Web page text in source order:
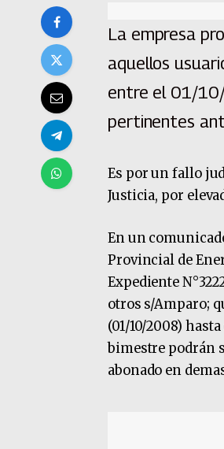
La empresa
aquellos
entre el 01/
pertinentes
Es por un fallo
Justicia, por
En un
Provincial de
Expediente
otros s/Amparo;
(01/10/2008)
bimestre podrán
abonado en